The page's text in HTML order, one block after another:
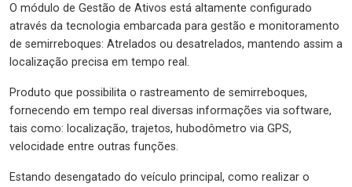
O módulo de Gestão de Ativos está altamente configurado
através da tecnologia embarcada para gestão e monitoramento
de semirreboques: Atrelados ou desatrelados, mantendo assim a
localização precisa em tempo real.
Produto que possibilita o rastreamento de semirreboques,
fornecendo em tempo real diversas informações via software,
tais como: localização, trajetos, hubodômetro via GPS,
velocidade entre outras funções.
Estando desengatado do veículo principal, como realizar o